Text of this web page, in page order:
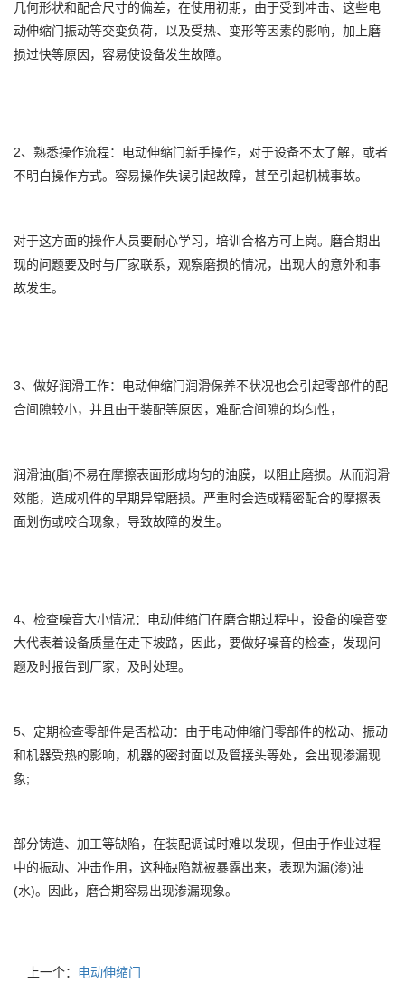
几何形状和配合尺寸的偏差，在使用初期，由于受到冲击、这些电
动伸缩门振动等交变负荷，以及受热、变形等因素的影响，加上磨
损过快等原因，容易使设备发生故障。
2、熟悉操作流程：电动伸缩门新手操作，对于设备不太了解，或者
不明白操作方式。容易操作失误引起故障，甚至引起机械事故。
对于这方面的操作人员要耐心学习，培训合格方可上岗。磨合期出
现的问题要及时与厂家联系，观察磨损的情况，出现大的意外和事
故发生。
3、做好润滑工作：电动伸缩门润滑保养不状况也会引起零部件的配
合间隙较小，并且由于装配等原因，难配合间隙的均匀性，
润滑油(脂)不易在摩擦表面形成均匀的油膜，以阻止磨损。从而润滑
效能，造成机件的早期异常磨损。严重时会造成精密配合的摩擦表
面划伤或咬合现象，导致故障的发生。
4、检查噪音大小情况：电动伸缩门在磨合期过程中，设备的噪音变
大代表着设备质量在走下坡路，因此，要做好噪音的检查，发现问
题及时报告到厂家，及时处理。
5、定期检查零部件是否松动：由于电动伸缩门零部件的松动、振动
和机器受热的影响，机器的密封面以及管接头等处，会出现渗漏现
象;
部分铸造、加工等缺陷，在装配调试时难以发现，但由于作业过程
中的振动、冲击作用，这种缺陷就被暴露出来，表现为漏(渗)油
(水)。因此，磨合期容易出现渗漏现象。
上一个： 电动伸缩门